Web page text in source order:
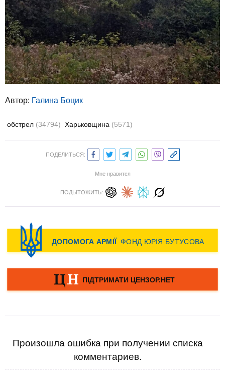
Автор: Галина Боцик
обстрел (34794) Харьковщина (5571)
ПОДЕЛИТЬСЯ:
Мне нравится
ПОДЫТОЖИТЬ:
Произошла ошибка при получении списка
комментариев.